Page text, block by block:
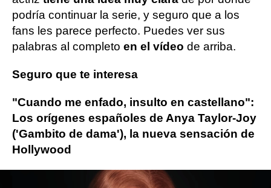
podría continuar la serie, y seguro que a los
fans les parece perfecto. Puedes ver sus
palabras al completo en el vídeo de arriba.
Seguro que te interesa
"Cuando me enfado, insulto en castellano":
Los orígenes españoles de Anya Taylor-Joy
('Gambito de dama'), la nueva sensación de
Hollywood